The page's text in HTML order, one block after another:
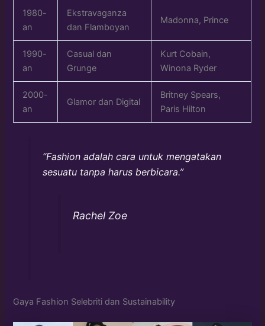
1980-
an
Ekstravaganza
dan Flamboyan
Madonna, Prince
1990-
an
Casual dan
Grunge
Kurt Cobain,
Winona Ryder
2000-
an
Glamor dan Digital
Britney Spears,
Paris Hilton
“Fashion adalah cara untuk mengatakan
sesuatu tanpa harus berbicara.”
Rachel Zoe
Gaya Fashion Selebriti dan Sustainability